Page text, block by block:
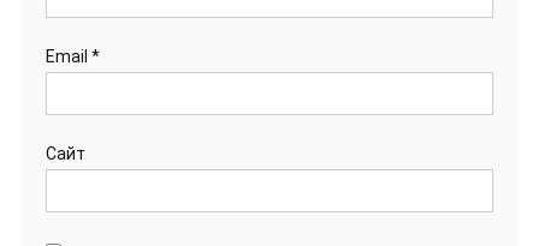
Email *
Сайт